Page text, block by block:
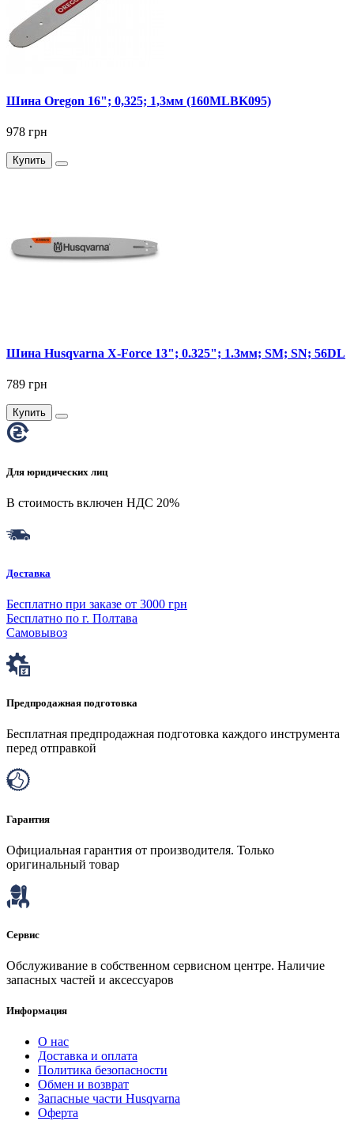
Шина Oregon 16"; 0,325; 1,3мм (160MLBK095)
978 грн
Купить
Шина Husqvarna X-Force 13"; 0.325"; 1.3мм; SM; SN; 56DL
789 грн
Купить
Для юридических лиц
В стоимость включен НДС 20%
Доставка
Бесплатно при заказе от 3000 грн
Бесплатно по г. Полтава
Самовывоз
Предпродажная подготовка
Бесплатная предпродажная подготовка каждого инструмента
перед отправкой
Гарантия
Официальная гарантия от производителя. Только
оригинальный товар
Сервис
Обслуживание в собственном сервисном центре. Наличие
запасных частей и аксессуаров
Информация
О нас
Доставка и оплата
Политика безопасности
Обмен и возврат
Запасные части Husqvarna
Оферта